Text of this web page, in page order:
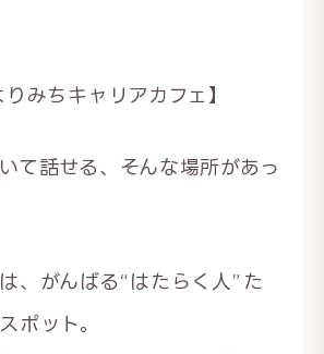
りみちキャリアカフェ】
て話せる、そんな場所があっ
、がんばる“はたらく人”た
ポット。